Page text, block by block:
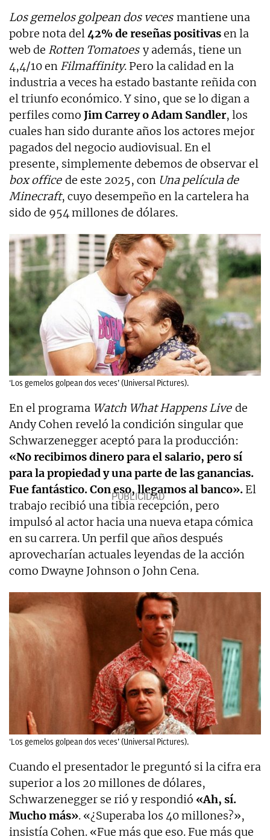
Los gemelos golpean dos veces mantiene una
pobre nota del42% de reseñas positivasen la
web de Rotten Tomatoes y además, tiene un
4,4/10 en Filmaffinity. Pero la calidad en la
industria a veces ha estado bastante reñida con
el triunfo económico. Y sino, que se lo digan a
perfiles como Jim Carrey o Adam Sandler, los
cuales han sido durante años los actores mejor
pagados del negocio audiovisual. En el
presente, simplemente debemos de observar el
box office de este 2025, con Una película de
Minecraft, cuyo desempeño en la cartelera ha
sido de 954 millones de dólares.
‘Los gemelos golpean dos veces’ (Universal Pictures).
En el programa Watch What Happens Live de
Andy Cohen reveló la condición singular que
Schwarzenegger aceptó para la producción:
«No recibimos dinero para el salario, pero sí
para la propiedad y una parte de las ganancias.
Fue fantástico. Con eso, llegamos al banco». El
trabajo recibió una tibia recepción, pero
impulsó al actor hacia una nueva etapa cómica
en su carrera. Un perfil que años después
aprovecharían actuales leyendas de la acción
como Dwayne Johnson o John Cena.
‘Los gemelos golpean dos veces’ (Universal Pictures).
Cuando el presentador le preguntó si la cifra era
superior a los 20 millones de dólares,
Schwarzenegger se rió y respondió «Ah, sí.
Mucho más». «¿Superaba los 40 millones?»,
insistía Cohen. «Fue más que eso. Fue más que